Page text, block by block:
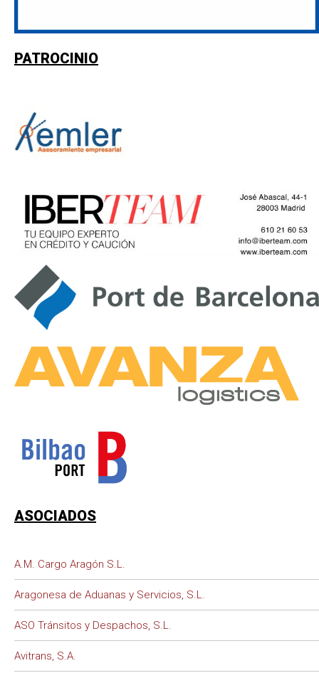
PATROCINIO
ASOCIADOS
A.M. Cargo Aragón S.L.
Aragonesa de Aduanas y Servicios, S.L.
ASO Tránsitos y Despachos, S.L.
Avitrans, S.A.